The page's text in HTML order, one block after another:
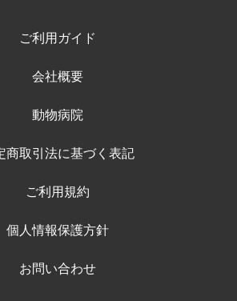
ご利用ガイド
会社概要
動物病院
商取引法に基づく表記
ご利用規約
個人情報保護方針
お問い合わせ